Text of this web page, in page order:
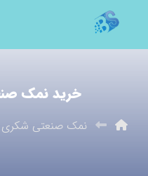
خرید نمک
نمک صنعتی شکری